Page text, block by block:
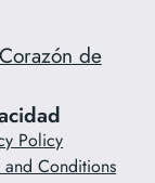
de
Policy
and Conditions